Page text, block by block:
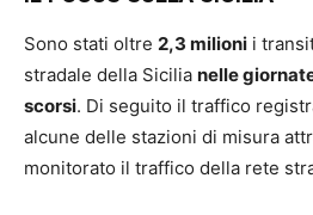
Sono stati oltre 2,3 milioni i
stradale della Sicilia nelle
scorsi. Di seguito il traffico
alcune delle stazioni di misura
monitorato il traffico della rete